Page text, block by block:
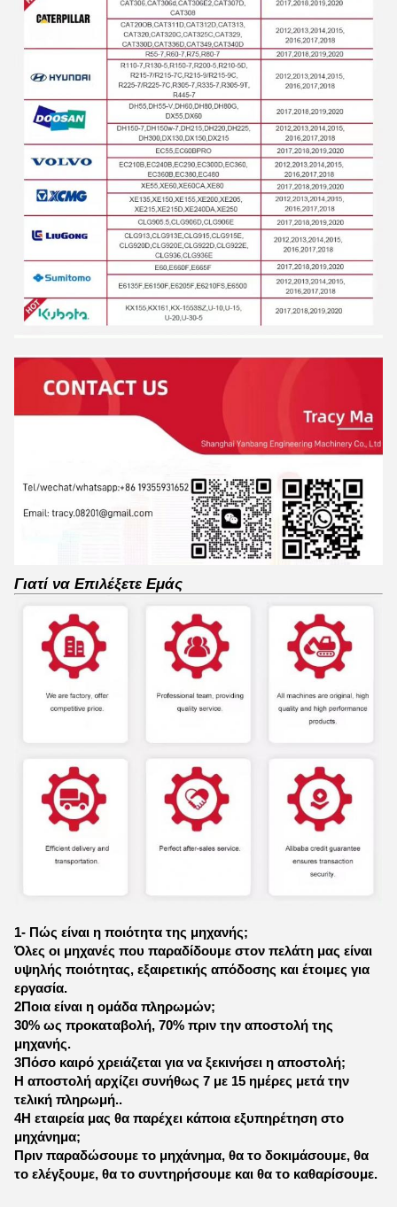
Γιατί να Επιλέξετε Εμάς
1- Πώς είναι η ποιότητα της μηχανής;
Όλες οι μηχανές που παραδίδουμε στον πελάτη μας είναι
υψηλής ποιότητας, εξαιρετικής απόδοσης και έτοιμες για
εργασία.
2Ποια είναι η ομάδα πληρωμών;
30% ως προκαταβολή, 70% πριν την αποστολή της
μηχανής.
3Πόσο καιρό χρειάζεται για να ξεκινήσει η αποστολή;
Η αποστολή αρχίζει συνήθως 7 με 15 ημέρες μετά την
τελική πληρωμή..
4Η εταιρεία μας θα παρέχει κάποια εξυπηρέτηση στο
μηχάνημα;
Πριν παραδώσουμε το μηχάνημα, θα το δοκιμάσουμε, θα
το ελέγξουμε, θα το συντηρήσουμε και θα το καθαρίσουμε.